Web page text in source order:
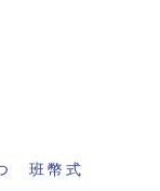
班幣式